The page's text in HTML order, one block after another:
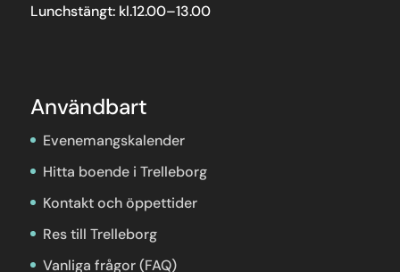
Lunchstängt: kl.12.00–13.00
Användbart
Evenemangskalender
Hitta boende i Trelleborg
Kontakt och öppettider
Res till Trelleborg
Vanliga frågor (FAQ)